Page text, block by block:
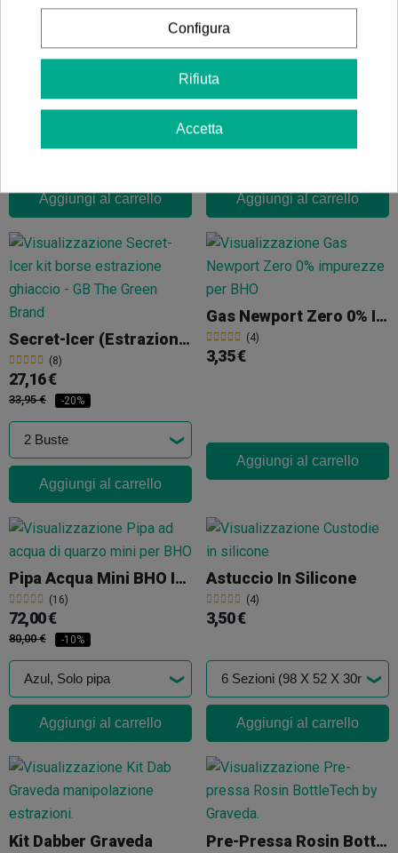
Secret Icer Kit Lavatrice (Completo)
152,93 €
Aggiungi al carrello
Stampo Di Silicone GB
Aggiungi al carrello
Secret-Icer (Estrazione Con Ghiaccio)
(8)
27,16 €
33,95 € -20%
Aggiungi al carrello
Gas Newport Zero 0% Impurezze BHO
(4)
3,35 €
Aggiungi al carrello
Pipa Acqua Mini BHO In Quarzo
(16)
72,00 €
80,00 € -10%
Aggiungi al carrello
Astuccio In Silicone
(4)
3,50 €
Aggiungi al carrello
Kit Dabber Graveda Pre-Pressa Rosin BottleTech Graveda
Configura
Rifiuta
Accetta